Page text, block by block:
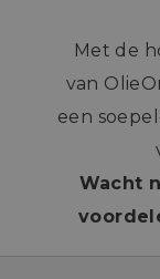
Met de
van
een
Wacht